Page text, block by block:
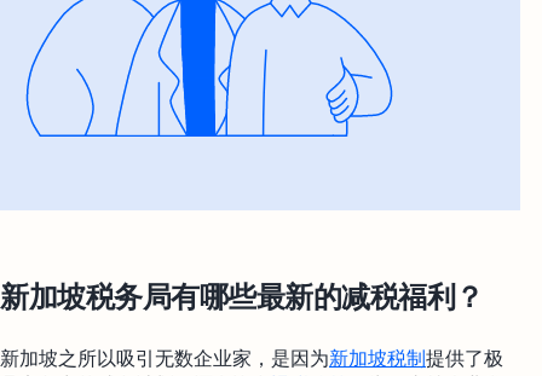
新加坡税务局有哪些最新的减税福利？
新加坡之所以吸引无数企业家，是因为新加坡税制提供了极